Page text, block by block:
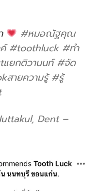
#หมอณัฐคุณ
#toothluck #ทํา
ยกติวานนท์ #จัด
สายความรู้ #รู้
Dent –